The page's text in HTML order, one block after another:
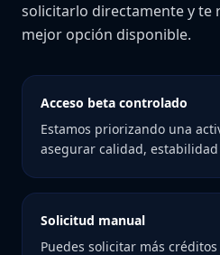
solicitarlo directamente y te
mejor opción disponible.
Acceso beta controlado
Estamos priorizando una
asegurar calidad,
Solicitud manual
Puedes solicitar más